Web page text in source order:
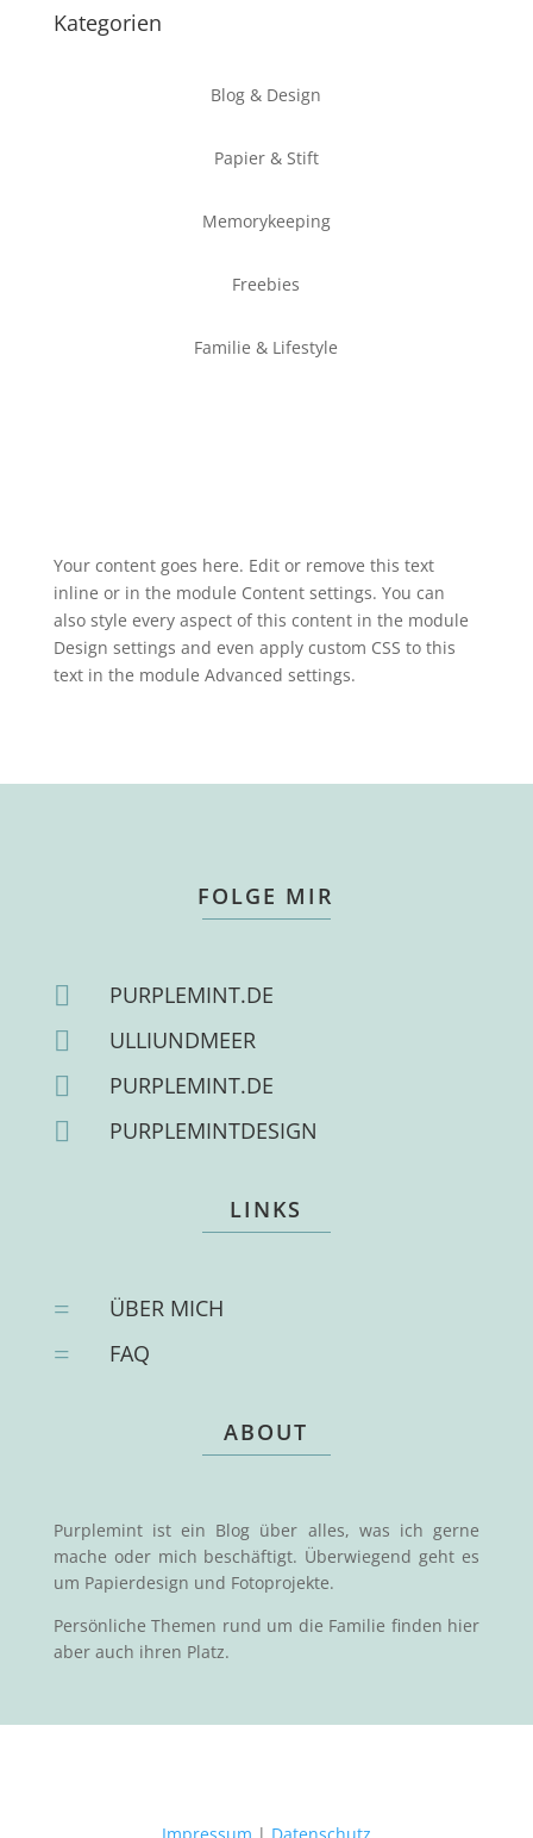
Kategorien
Blog & Design
Papier & Stift
Memorykeeping
Freebies
Familie & Lifestyle
Your content goes here. Edit or remove this text
inline or in the module Content settings. You can
also style every aspect of this content in the module
Design settings and even apply custom CSS to this
text in the module Advanced settings.
FOLGE MIR
 PURPLEMINT.DE
 ULLIUNDMEER
 PURPLEMINT.DE
 PURPLEMINTDESIGN
LINKS
= ÜBER MICH
= FAQ
ABOUT
Purplemint ist ein Blog über alles, was ich gerne
mache oder mich beschäftigt. Überwiegend geht es
um Papierdesign und Fotoprojekte.
Persönliche Themen rund um die Familie finden hier
aber auch ihren Platz.